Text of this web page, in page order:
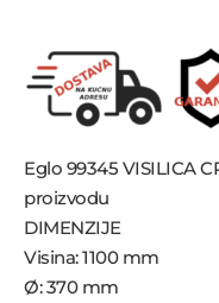
Eglo 99345 VISILICA
proizvodu
DIMENZIJE
Visina: 1100 mm
Ø: 370 mm